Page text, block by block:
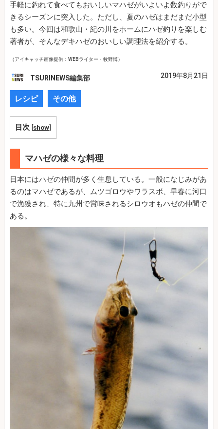
手軽に釣れて食べてもおいしいマハゼがいよいよ数釣りがで
きるシーズンに突入した。ただし、夏のハゼはまだまだ小型
も多い。今回は和歌山・紀の川をホームにハゼ釣りを楽しむ
著者が、そんなデキハゼのおいしい調理法を紹介する。
（アイキャッチ画像提供：WEBライター・牧野博）
TSURINEWS編集部 2019年8月21日
レシピ その他
目次 [show]
マハゼの様々な料理
日本にはハゼの仲間が多く生息している。一般になじみがあ
るのはマハゼであるが、ムツゴロウやワラスボ、早春に河口
で漁獲され、特に九州で賞味されるシロウオもハゼの仲間で
ある。